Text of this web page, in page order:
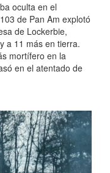
oculta en el
de Pan Am explotó
de Lockerbie,
a 11 más en tierra.
mortífero en la
en el atentado de